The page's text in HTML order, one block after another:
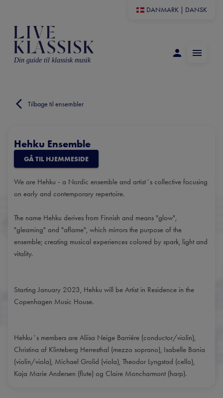
DANMARK DANSK
Din guide til klassisk musik
Tilbage til ensembler
Hehku Ensemble
GÅ TIL HJEMMESIDE
We are Hehku - a Nordic ensemble and artist´s collective focusing
on early and contemporary repertoire.
The name Hehku derives from Finnish and means "glow",
"gleaming" and "aflame", which mirrors the purpose of the
ensemble; creating musical experiences colored by spark, light and
vitality.
Starting January 2023, Hehku will be Artist in Residence in the
Copenhagen Music House.
Hehku´s members are Aliisa Neige Barriére (conductor/violin),
Christina af Klinteberg Herresthal (mezzo soprano), Isabelle Bania
(violin/viola), Michael Grolid (viola), Theodor Lyngstad (cello),
Kaja Marie Andersen (flute) og Claire Moncharmont (harp).